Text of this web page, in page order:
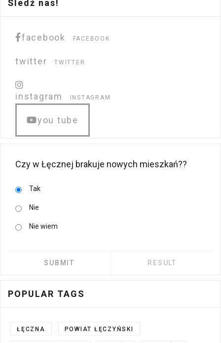
Śledź nas!
facebook FACEBOOK
twitter TWITTER
instagram INSTAGRAM
you tube
Czy w Łęcznej brakuje nowych mieszkań??
Tak
Nie
Nie wiem
POPULAR TAGS
ŁĘCZNA POWIAT ŁĘCZYŃSKI